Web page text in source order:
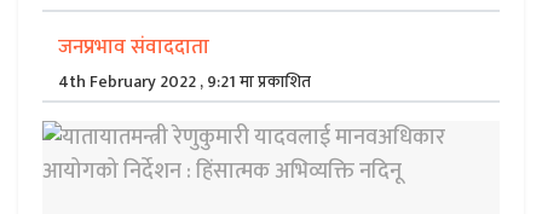
जनप्रभाव संवाददाता
4th February 2022 , 9:21 मा प्रकाशित